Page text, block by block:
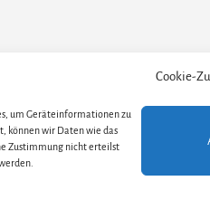
Cookie-
um Geräteinformationen zu
können wir Daten wie das
Zustimmung nicht erteilst
ALLE
Copyright 2017–2024 · Julia Stöhr-